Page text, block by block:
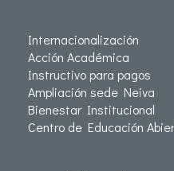
Internacionalización
Acción Académica
Instructivo para pagos
Ampliación sede Neiva
Bienestar Institucional
Centro de Educación